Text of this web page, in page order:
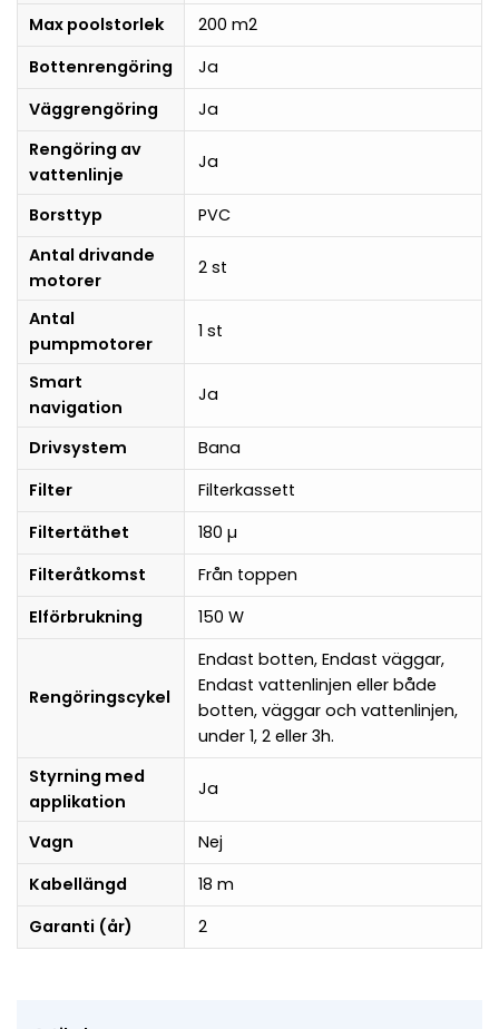
Max poolstorlek
200 m2
Bottenrengöring
Ja
Väggrengöring
Ja
Rengöring av
vattenlinje
Ja
Borsttyp
PVC
Antal drivande
motorer
2 st
Antal
pumpmotorer
1 st
Smart
navigation
Ja
Drivsystem
Bana
Filter
Filterkassett
Filtertäthet
180 µ
Filteråtkomst
Från toppen
Elförbrukning
150 W
Rengöringscykel
Endast botten, Endast väggar,
Endast vattenlinjen eller både
botten, väggar och vattenlinjen,
under 1, 2 eller 3h.
Styrning med
applikation
Ja
Vagn
Nej
Kabellängd
18 m
Garanti (år)
2